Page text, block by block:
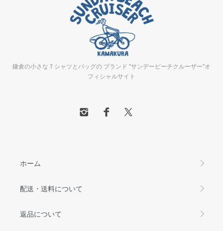
鎌倉の小さなＴシャツとバッグの ブランド "サンデービーチクルーザー"オ
フィシャルサイト
ホーム
配送・送料について
返品について